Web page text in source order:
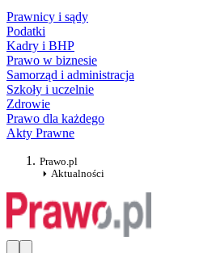
Prawnicy i sądy
Podatki
Kadry i BHP
Prawo w biznesie
Samorząd i administracja
Szkoły i uczelnie
Zdrowie
Prawo dla każdego
Akty Prawne
Prawo.pl
Aktualności